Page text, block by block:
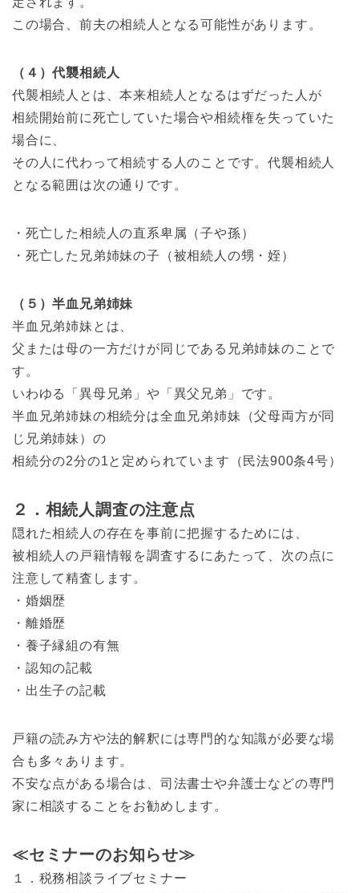
この場合、前夫の相続人となる可能性があります。
（４）代襲相続人
代襲相続人とは、本来相続人となるはずだった人が
相続開始前に死亡していた場合や相続権を失っていた
場合に、
その人に代わって相続する人のことです。代襲相続人
となる範囲は次の通りです。
・死亡した相続人の直系卑属（子や孫）
・死亡した兄弟姉妹の子（被相続人の甥・姪）
（５）半血兄弟姉妹
半血兄弟姉妹とは、
父または母の一方だけが同じである兄弟姉妹のことで
す。
いわゆる「異母兄弟」や「異父兄弟」です。
半血兄弟姉妹の相続分は全血兄弟姉妹（父母両方が同
じ兄弟姉妹）の
相続分の2分の1と定められています（民法900条4号）
２．相続人調査の注意点
隠れた相続人の存在を事前に把握するためには、
被相続人の戸籍情報を調査するにあたって、次の点に
注意して精査します。
・婚姻歴
・離婚歴
・養子縁組の有無
・認知の記載
・出生子の記載
戸籍の読み方や法的解釈には専門的な知識が必要な場
合も多々あります。
不安な点がある場合は、司法書士や弁護士などの専門
家に相談することをお勧めします。
≪セミナーのお知らせ≫
１．税務相談ライブセミナー